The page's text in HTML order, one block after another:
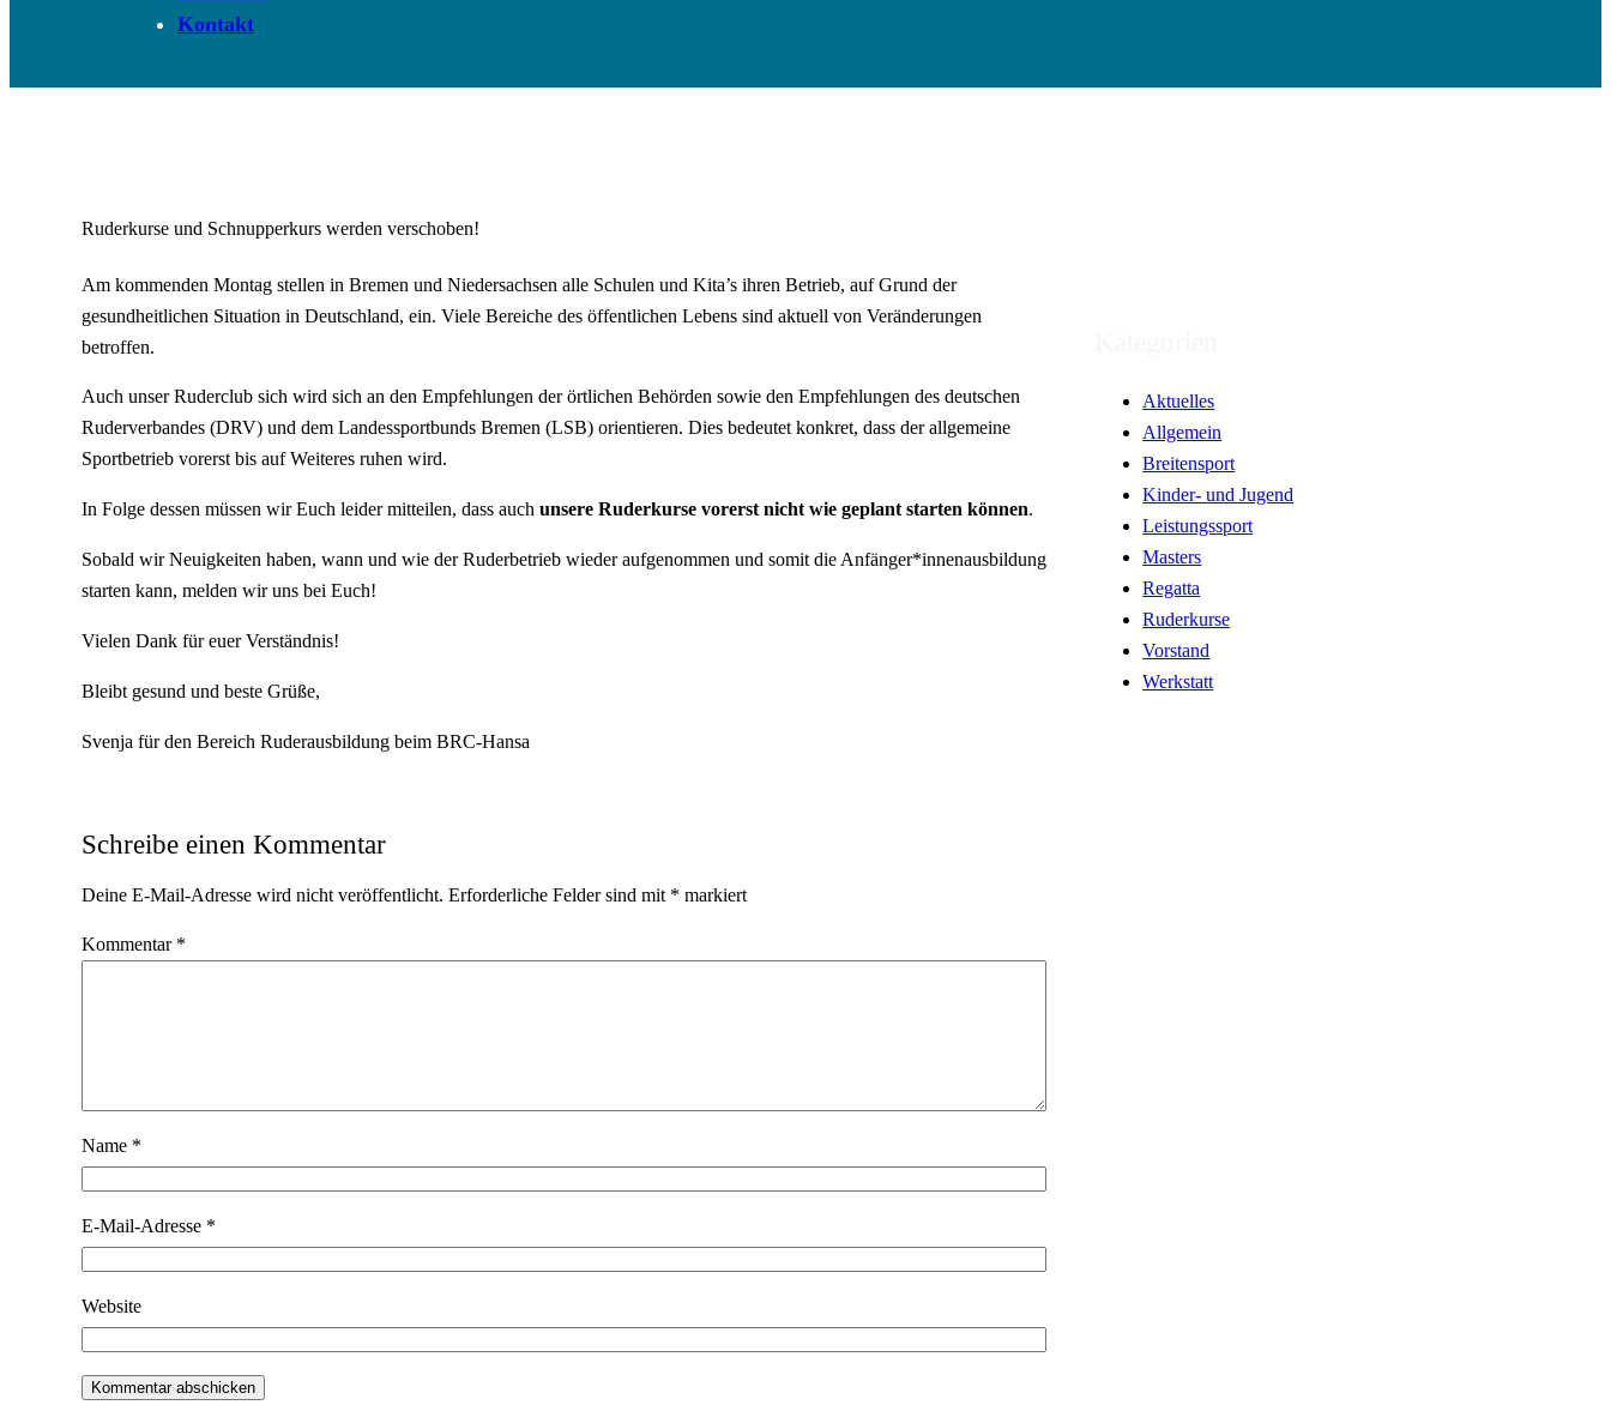
Kontakt
Ruderkurse und Schnupperkurs werden verschoben!
Am kommenden Montag stellen in Bremen und Niedersachsen alle Schulen und Kita’s ihren Betrieb, auf Grund der
gesundheitlichen Situation in Deutschland, ein. Viele Bereiche des öffentlichen Lebens sind aktuell von Veränderungen
betroffen.
Auch unser Ruderclub sich wird sich an den Empfehlungen der örtlichen Behörden sowie den Empfehlungen des deutschen
Ruderverbandes (DRV) und dem Landessportbunds Bremen (LSB) orientieren. Dies bedeutet konkret, dass der allgemeine
Sportbetrieb vorerst bis auf Weiteres ruhen wird.
In Folge dessen müssen wir Euch leider mitteilen, dass auch unsere Ruderkurse vorerst nicht wie geplant starten können.
Sobald wir Neuigkeiten haben, wann und wie der Ruderbetrieb wieder aufgenommen und somit die Anfänger*innenausbildung
starten kann, melden wir uns bei Euch!
Vielen Dank für euer Verständnis!
Bleibt gesund und beste Grüße,
Svenja für den Bereich Ruderausbildung beim BRC-Hansa
Schreibe einen Kommentar
Deine E-Mail-Adresse wird nicht veröffentlicht. Erforderliche Felder sind mit * markiert
Kommentar *
Name *
E-Mail-Adresse *
Website
Aktuelles
Allgemein
Breitensport
Kinder- und Jugend
Leistungssport
Masters
Regatta
Ruderkurse
Vorstand
Werkstatt